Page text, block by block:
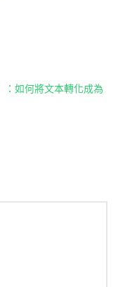
：如何將文本轉化成為